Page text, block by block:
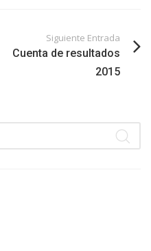
Siguiente Entrada
Cuenta de resultados
2015